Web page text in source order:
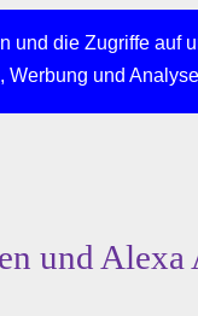
und die Zugriffe auf
und
und Alexa